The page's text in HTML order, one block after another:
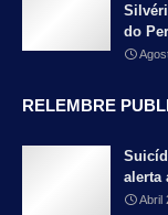
do
RELEMBRE
alerta
Abril